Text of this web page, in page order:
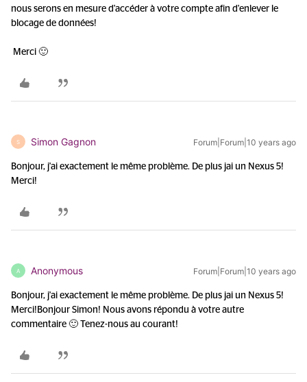
nous serons en mesure d'accéder à votre compte afin d'enlever le
blocage de données!
Merci 🙂
S Simon Gagnon Forum|Forum|10 years ago
Bonjour, j'ai exactement le même problème. De plus jai un Nexus 5!
Merci!
A Anonymous Forum|Forum|10 years ago
Bonjour, j'ai exactement le même problème. De plus jai un Nexus 5!
Merci! Bonjour Simon! Nous avons répondu à votre autre
commentaire 🙂 Tenez-nous au courant!